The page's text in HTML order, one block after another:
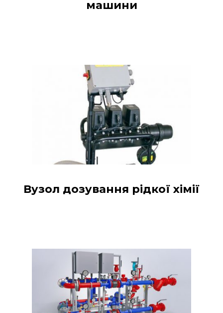
машини
Вузол дозування рідкої хімії